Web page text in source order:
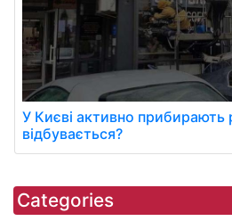
У Києві активно
відбувається?
Categories